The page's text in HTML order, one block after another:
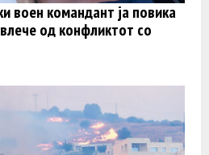
воен командант ја повика
од конфликтот со